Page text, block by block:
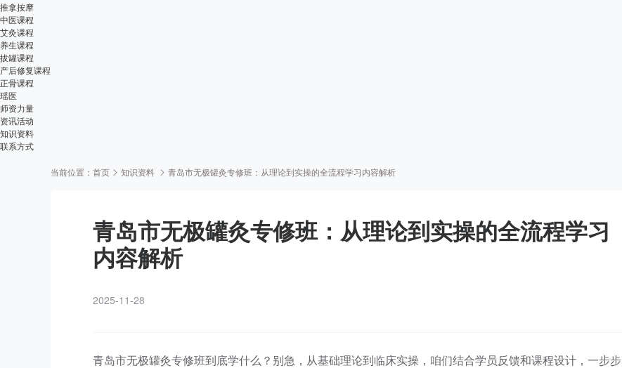
推拿按摩
中医课程
艾灸课程
养生课程
拔罐课程
产后修复课程
正骨课程
瑶医
师资力量
资讯活动
知识资料
联系方式
当前位置： 首页 知识资料 青岛市无极罐灸专修班：从理论到实操的全流程学习内容解析
青岛市无极罐灸专修班：从理论到实操的全流程学习
内容解析
2025-11-28
青岛市无极罐灸专修班到底学什么？别急，从基础理论到临床实操，咱们结合学员反馈和课程设计，一步步